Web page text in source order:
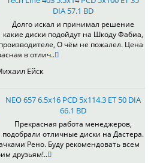
DIA 57.1 BD
Долго искал и принимал решение
какие диски подойдут на Шкоду Фабиа,
О чём не пожалел. Цена
в отлич..
Ейск
NEO 657 6.5x16 PCD 5x114.3 ET 50 DIA
66.1 BD
Прекрасная работа менеджеров,
подобрали отличные диски на Дастера.
Рено. Буду рекомендовать всем
друзьям!..